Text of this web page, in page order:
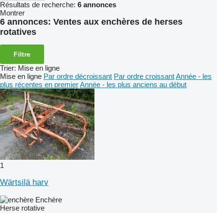
Résultats de recherche: 6 annonces
Montrer
6 annonces: Ventes aux enchères de herses
rotatives
Filtre
Trier: Mise en ligne
Mise en ligne Par ordre décroissant Par ordre croissantAnnée - les
plus récentes en premierAnnée - les plus anciens au début
1
Wärtsilä harv
Enchère
Herse rotative